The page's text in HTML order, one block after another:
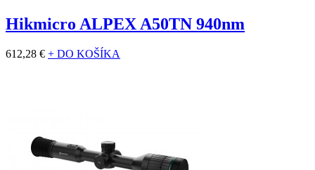
Hikmicro ALPEX A50TN 940nm
612,28 € + DO KOŠÍKA